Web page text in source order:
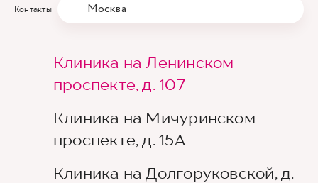
Контакты Москва
Клиника на Ленинском
проспекте, д. 107
Клиника на Мичуринском
проспекте, д. 15А
Клиника на Долгоруковской, д.